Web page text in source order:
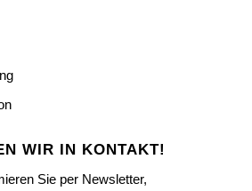
WIR IN KONTAKT!
Sie per Newsletter,